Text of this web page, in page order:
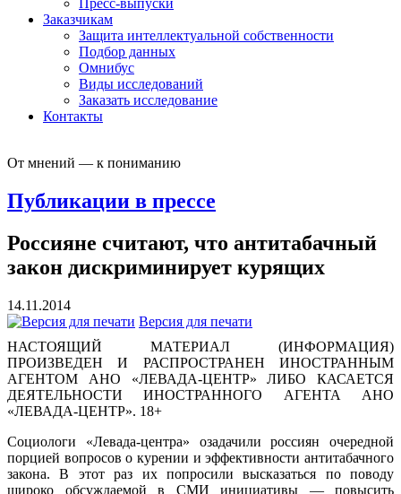
Заказчикам
Защита интеллектуальной собственности
Подбор данных
Омнибус
Виды исследований
Заказать исследование
Контакты
От мнений — к пониманию
Публикации в прессе
Россияне считают, что антитабачный
закон дискриминирует курящих
14.11.2014
Версия для печати
НАСТОЯЩИЙ МАТЕРИАЛ (ИНФОРМАЦИЯ)
ПРОИЗВЕДЕН И РАСПРОСТРАНЕН ИНОСТРАННЫМ
АГЕНТОМ АНО «ЛЕВАДА-ЦЕНТР» ЛИБО КАСАЕТСЯ
ДЕЯТЕЛЬНОСТИ ИНОСТРАННОГО АГЕНТА АНО
«ЛЕВАДА-ЦЕНТР». 18+
Социологи «Левада-центра» озадачили россиян очередной
порцией вопросов о курении и эффективности антитабачного
закона. В этот раз их попросили высказаться по поводу
широко обсуждаемой в СМИ инициативы — повысить